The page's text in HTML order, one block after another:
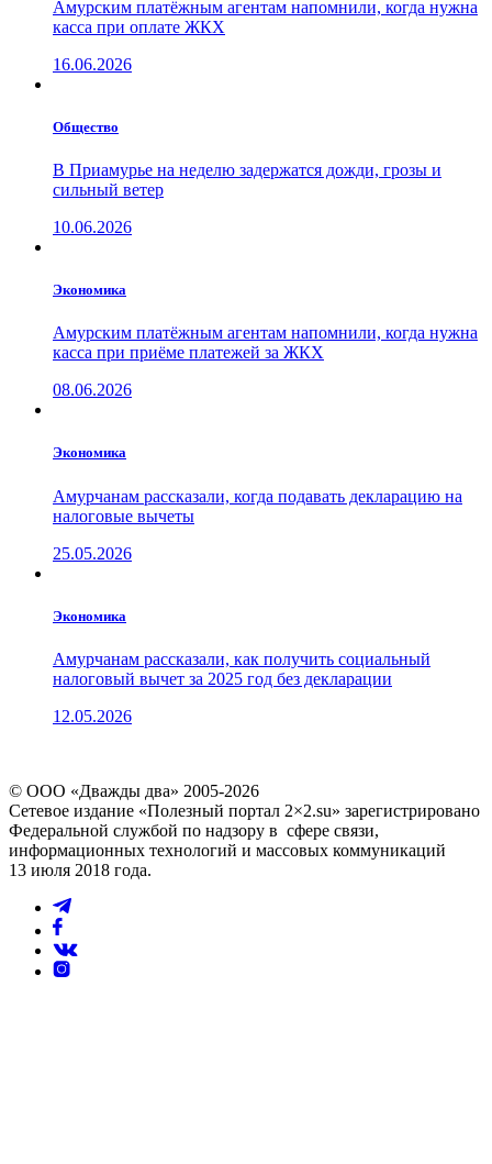
Амурским платёжным агентам напомнили, когда нужна
касса при оплате ЖКХ
16.06.2026
Общество
В Приамурье на неделю задержатся дожди, грозы и
сильный ветер
10.06.2026
Экономика
Амурским платёжным агентам напомнили, когда нужна
касса при приёме платежей за ЖКХ
08.06.2026
Экономика
Амурчанам рассказали, когда подавать декларацию на
налоговые вычеты
25.05.2026
Экономика
Амурчанам рассказали, как получить социальный
налоговый вычет за 2025 год без декларации
12.05.2026
© ООО «Дважды два» 2005-2026
Сетевое издание «Полезный портал 2×2.su» зарегистрировано
Федеральной службой по надзору в сфере связи,
информационных технологий и массовых коммуникаций
13 июля 2018 года.